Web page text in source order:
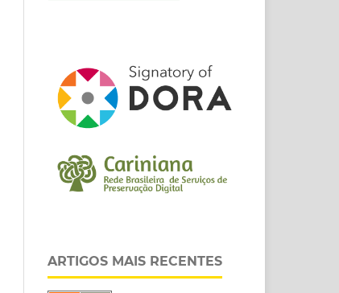
ARTIGOS MAIS RECENTES